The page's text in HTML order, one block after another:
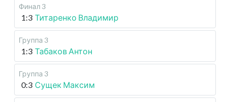
Финал 3
1:3 Титаренко Владимир
Группа 3
1:3 Табаков Антон
Группа 3
0:3 Сущек Максим